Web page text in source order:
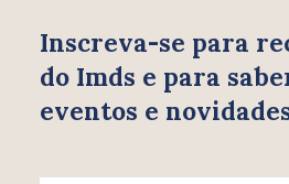
Inscreva-se para
do Imds e para
eventos e